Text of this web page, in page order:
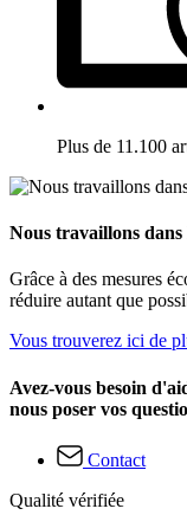
Plus de 11.100
Nous travaillons
Grâce à des mesures
réduire autant que
Vous trouverez ici de
Avez-vous besoin
nous poser vos
Contact
Qualité vérifiée